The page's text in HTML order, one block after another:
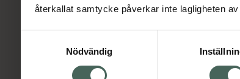
återkallat samtycke påverkar inte lagligheten
Nödvändig
Köp